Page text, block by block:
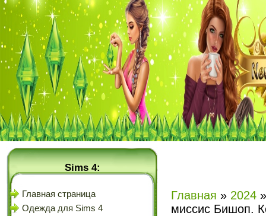
Sims 4:
Главная страница
Одежда для Sims 4
Главная » 2024 »
миссис Бишоп.